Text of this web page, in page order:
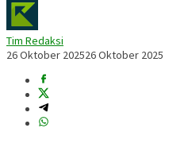
Tim Redaksi
26 Oktober 202526 Oktober 2025